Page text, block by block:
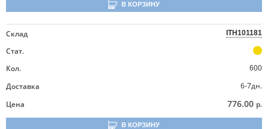
В КОРЗИНУ
Склад ITH101181
Стат.
Кол.
600
Доставка
6-7дн.
Цена
776.00 р.
В КОРЗИНУ